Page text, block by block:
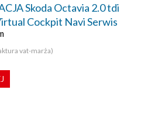
Skoda Octavia 2.0 tdi
Cockpit Navi Serwis
vat-marża)